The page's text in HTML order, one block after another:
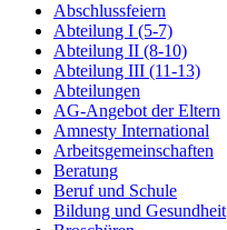
Abschlussfeiern
Abteilung I (5-7)
Abteilung II (8-10)
Abteilung III (11-13)
Abteilungen
AG-Angebot der Eltern
Amnesty International
Arbeitsgemeinschaften
Beratung
Beruf und Schule
Bildung und Gesundheit